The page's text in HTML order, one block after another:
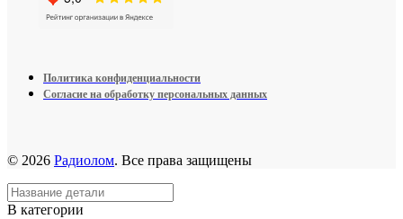
Политика конфиденциальности
Согласие на обработку персональных данных
© 2026 Радиолом. Все права защищены
В категории